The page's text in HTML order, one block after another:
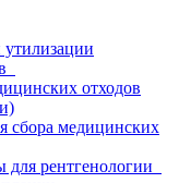
утилизации
отходов
сбора медицинских
для рентгенологии